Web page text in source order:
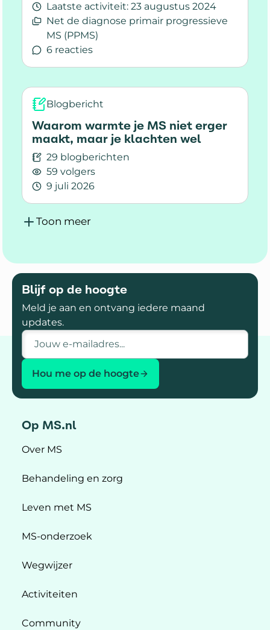
Laatste activiteit: 23 augustus 2024
Net de diagnose primair progressieve
MS (PPMS)
6 reacties
Lees meer over En hoe verder?
Blogbericht
Waarom warmte je MS niet erger
maakt, maar je klachten wel
29 blogberichten
59 volgers
9 juli 2026
Lees meer over Waarom warmte je MS niet
Toon meer
Blijf op de hoogte
Meld je aan en ontvang iedere maand
updates.
E-mailadres
Hou me op de hoogte
Op MS.nl
Over MS
Behandeling en zorg
Leven met MS
MS-onderzoek
Wegwijzer
Activiteiten
Community